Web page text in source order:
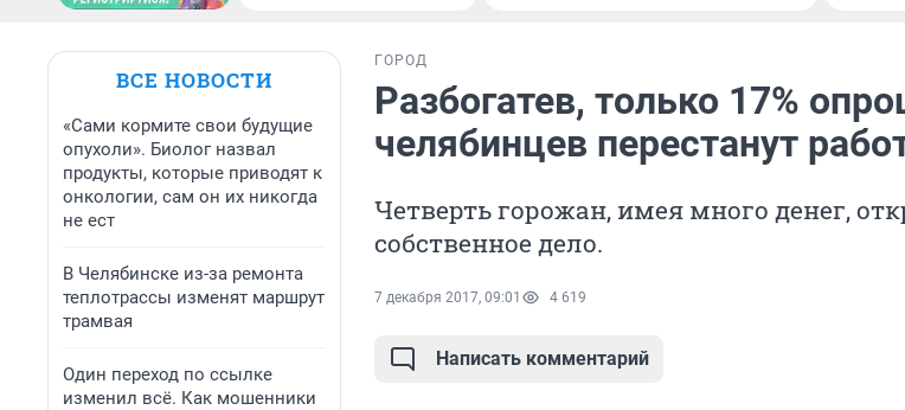
ВСЕ НОВОСТИ
«Сами кормите свои будущие
опухоли». Биолог назвал
продукты, которые приводят к
онкологии, сам он их никогда
не ест
В Челябинске из-за ремонта
теплотрассы изменят маршрут
трамвая
Один переход по ссылке
изменил всё. Как мошенники
ГОРОД
Разбогатев, только 17%
челябинцев перестанут
Четверть горожан, имея много денег,
собственное дело.
7 декабря 2017, 09:01 4 619
Написать комментарий